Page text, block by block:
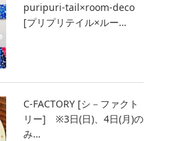
puripuri-tail×room-deco
[プリプリテイル×ルー…
C-FACTORY [シ－ファクト
リー] ※3日(日)、4日(月)の
み…